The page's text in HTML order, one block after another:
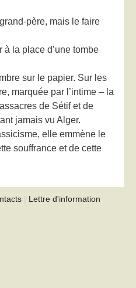
père, mais le faire
à la place d’une tombe
sur le papier. Sur les
marquée par l’intime – la
de Sétif et de
jamais vu Alger.
elle emmène le
souffrance et de cette
Lettre d'information